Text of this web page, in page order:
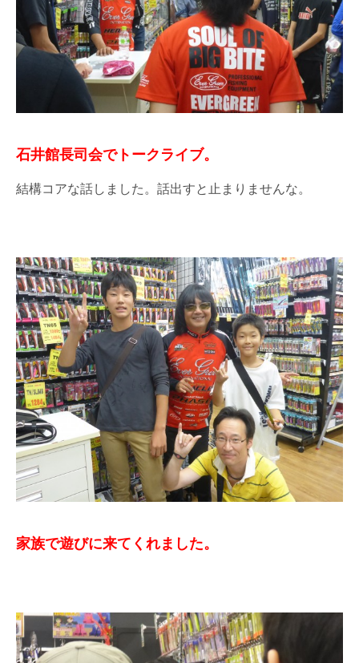
石井館長司会でトークライブ。
結構コアな話しました。話出すと止まりませんな。
家族で遊びに来てくれました。